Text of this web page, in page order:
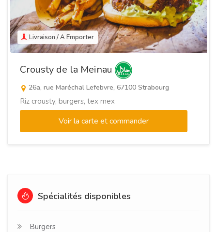
Livraison / A Emporter
Crousty de la Meinau
26a, rue Maréchal Lefebvre, 67100 Strabourg
Riz crousty, burgers, tex mex
Voir la carte et commander
Spécialités disponibles
Burgers